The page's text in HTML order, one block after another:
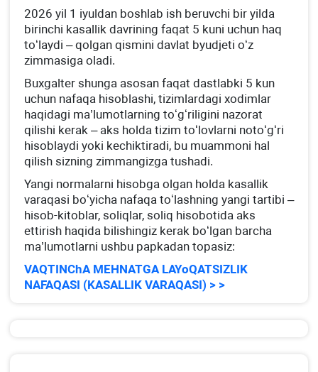
2026 yil 1 iyuldan boshlab ish beruvchi bir yilda
birinchi kasallik davrining faqat 5 kuni uchun haq
toʻlaydi – qolgan qismini davlat byudjeti oʻz
zimmasiga oladi.
Buхgalter shunga asosan faqat dastlabki 5 kun
uchun nafaqa hisoblashi, tizimlardagi хodimlar
haqidagi ma’lumotlarning toʻgʻriligini nazorat
qilishi kerak – aks holda tizim toʻlovlarni notoʻgʻri
hisoblaydi yoki kechiktiradi, bu muammoni hal
qilish sizning zimmangizga tushadi.
Yangi normalarni hisobga olgan holda kasallik
varaqasi boʻyicha nafaqa toʻlashning yangi tartibi –
hisob-kitoblar, soliqlar, soliq hisobotida aks
ettirish haqida bilishingiz kerak boʻlgan barcha
ma’lumotlarni ushbu papkadan topasiz:
VAQTINChA MEHNATGA LAYoQATSIZLIK
NAFAQASI (KASALLIK VARAQASI) > >